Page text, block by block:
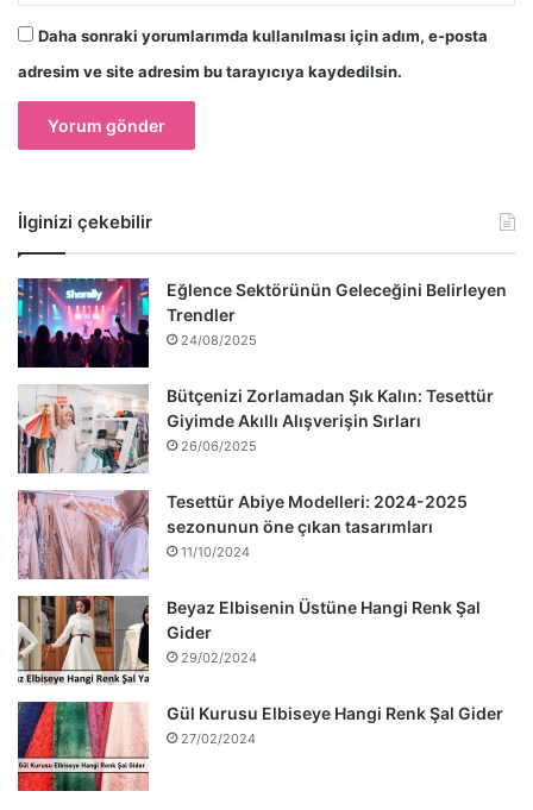
Daha sonraki yorumlarımda kullanılması için adım, e-posta
adresim ve site adresim bu tarayıcıya kaydedilsin.
İlginizi çekebilir
Eğlence Sektörünün Geleceğini Belirleyen
Trendler
24/08/2025
Bütçenizi Zorlamadan Şık Kalın: Tesettür
Giyimde Akıllı Alışverişin Sırları
26/06/2025
Tesettür Abiye Modelleri: 2024-2025
sezonunun öne çıkan tasarımları
11/10/2024
Beyaz Elbisenin Üstüne Hangi Renk Şal
Gider
29/02/2024
Gül Kurusu Elbiseye Hangi Renk Şal Gider
27/02/2024